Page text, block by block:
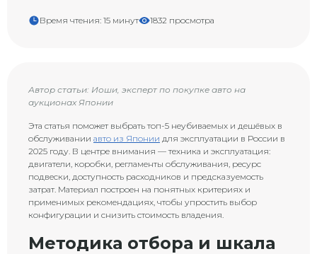
Время чтения: 15 минут 1832 просмотра
Автор статьи: Иоши, эксперт по покупке авто на
аукционах Японии
Эта статья поможет выбрать топ-5 неубиваемых и дешёвых в
обслуживании авто из Японии для эксплуатации в России в
2025 году. В центре внимания — техника и эксплуатация:
двигатели, коробки, регламенты обслуживания, ресурс
подвески, доступность расходников и предсказуемость
затрат. Материал построен на понятных критериях и
применимых рекомендациях, чтобы упростить выбор
конфигурации и снизить стоимость владения.
Методика отбора и шкала